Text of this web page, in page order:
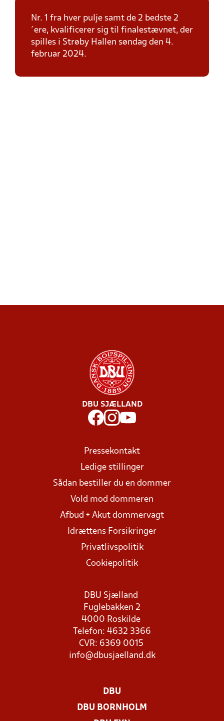
Nr. 1 fra hver pulje samt de 2 bedste 2
´ere, kvalificerer sig til finalestævnet, der
spilles i Strøby Hallen søndag den 4.
februar 2024.
DBU SJÆLLAND
Pressekontakt
Ledige stillinger
Sådan bestiller du en dommer
Vold mod dommeren
Afbud + Akut dommervagt
Idrættens Forsikringer
Privatlivspolitik
Cookiepolitik
DBU Sjælland
Fuglebakken 2
4000 Roskilde
Telefon: 4632 3366
CVR: 6369 0015
info@dbusjaelland.dk
DBU
DBU BORNHOLM